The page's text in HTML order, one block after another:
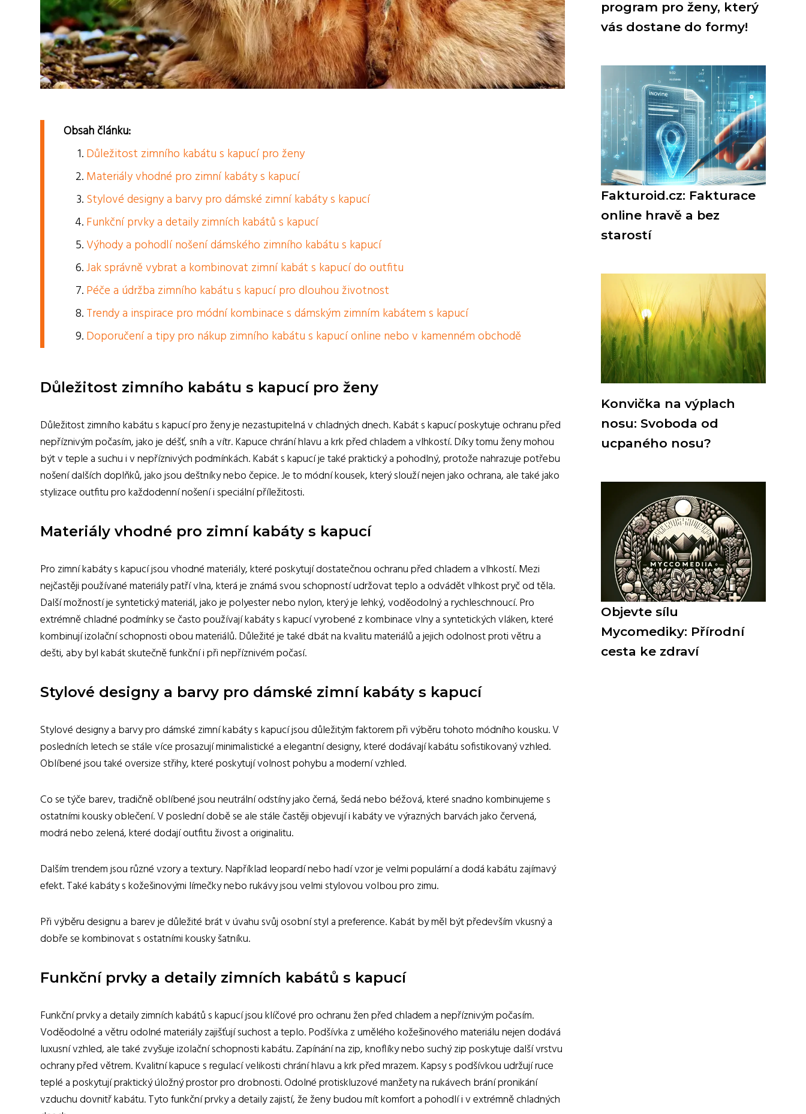
Obsah článku:
Důležitost zimního kabátu s kapucí pro ženy
Materiály vhodné pro zimní kabáty s kapucí
Stylové designy a barvy pro dámské zimní kabáty s kapucí
Funkční prvky a detaily zimních kabátů s kapucí
Výhody a pohodlí nošení dámského zimního kabátu s kapucí
Jak správně vybrat a kombinovat zimní kabát s kapucí do outfitu
Péče a údržba zimního kabátu s kapucí pro dlouhou životnost
Trendy a inspirace pro módní kombinace s dámským zimním kabátem s kapucí
Doporučení a tipy pro nákup zimního kabátu s kapucí online nebo v kamenném obchodě
Důležitost zimního kabátu s kapucí pro ženy
Důležitost zimního kabátu s kapucí pro ženy je nezastupitelná v chladných dnech. Kabát s kapucí poskytuje ochranu před
nepříznivým počasím, jako je déšť, sníh a vítr. Kapuce chrání hlavu a krk před chladem a vlhkostí. Díky tomu ženy mohou
být v teple a suchu i v nepříznivých podmínkách. Kabát s kapucí je také praktický a pohodlný, protože nahrazuje potřebu
nošení dalších doplňků, jako jsou deštníky nebo čepice. Je to módní kousek, který slouží nejen jako ochrana, ale také jako
stylizace outfitu pro každodenní nošení i speciální příležitosti.
Materiály vhodné pro zimní kabáty s kapucí
Pro zimní kabáty s kapucí jsou vhodné materiály, které poskytují dostatečnou ochranu před chladem a vlhkostí. Mezi
nejčastěji používané materiály patří vlna, která je známá svou schopností udržovat teplo a odvádět vlhkost pryč od těla.
Další možností je syntetický materiál, jako je polyester nebo nylon, který je lehký, voděodolný a rychleschnoucí. Pro
extrémně chladné podmínky se často používají kabáty s kapucí vyrobené z kombinace vlny a syntetických vláken, které
kombinují izolační schopnosti obou materiálů. Důležité je také dbát na kvalitu materiálů a jejich odolnost proti větru a
dešti, aby byl kabát skutečně funkční i při nepříznivém počasí.
Stylové designy a barvy pro dámské zimní kabáty s kapucí
Stylové designy a barvy pro dámské zimní kabáty s kapucí jsou důležitým faktorem při výběru tohoto módního kousku. V
posledních letech se stále více prosazují minimalistické a elegantní designy, které dodávají kabátu sofistikovaný vzhled.
Oblíbené jsou také oversize střihy, které poskytují volnost pohybu a moderní vzhled.
Co se týče barev, tradičně oblíbené jsou neutrální odstíny jako černá, šedá nebo béžová, které snadno kombinujeme s
ostatními kousky oblečení. V poslední době se ale stále častěji objevují i kabáty ve výrazných barvách jako červená,
modrá nebo zelená, které dodají outfitu živost a originalitu.
Dalším trendem jsou různé vzory a textury. Například leopardí nebo hadí vzor je velmi populární a dodá kabátu zajímavý
efekt. Také kabáty s kožešinovými límečky nebo rukávy jsou velmi stylovou volbou pro zimu.
Při výběru designu a barev je důležité brát v úvahu svůj osobní styl a preference. Kabát by měl být především vkusný a
dobře se kombinovat s ostatními kousky šatníku.
Funkční prvky a detaily zimních kabátů s kapucí
Funkční prvky a detaily zimních kabátů s kapucí jsou klíčové pro ochranu žen před chladem a nepříznivým počasím.
Voděodolné a větru odolné materiály zajišťují suchost a teplo. Podšívka z umělého kožešinového materiálu nejen dodává
luxusní vzhled, ale také zvyšuje izolační schopnosti kabátu. Zapínání na zip, knoflíky nebo suchý zip poskytuje další vrstvu
ochrany před větrem. Kvalitní kapuce s regulací velikosti chrání hlavu a krk před mrazem. Kapsy s podšívkou udržují ruce
teplé a poskytují praktický úložný prostor pro drobnosti. Odolné protiskluzové manžety na rukávech brání pronikání
vzduchu dovnitř kabátu. Tyto funkční prvky a detaily zajistí, že ženy budou mít komfort a pohodlí i v extrémně chladných
program pro ženy, který
vás dostane do formy!
Fakturoid.cz: Fakturace
online hravě a bez
starostí
Konvička na výplach
nosu: Svoboda od
ucpaného nosu?
Objevte sílu
Mycomediky: Přírodní
cesta ke zdraví